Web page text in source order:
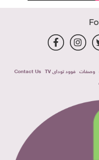
وصفات فوود توداى TV
Contact Us